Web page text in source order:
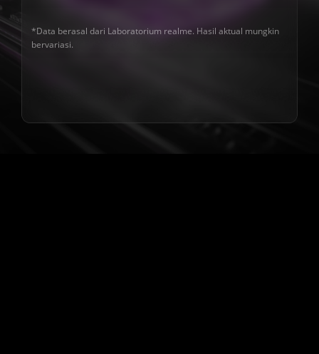
*Data berasal dari Laboratorium realme. Hasil aktual mungkin
bervariasi.